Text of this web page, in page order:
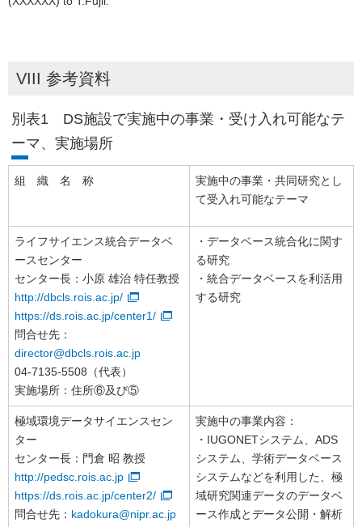
VIII 参考資料
別表1 DS施設で実施中の事業・受け入れ可能なテ
ーマ、実施場所
組 織 名 称
実施中の事業・共同研究とし
て受入れ可能なテーマ
ライフサイエンス統合データベ
ースセンター
センター長：小原 雄治 特任教授
http://dbcls.rois.ac.jp/
https://ds.rois.ac.jp/center1/
問合せ先：
director@dbcls.rois.ac.jp
04-7135-5508（代表）
実施場所：住所⑥及び⑤
・データベース統合化に関す
る研究
・統合データベースを利活用
する研究
極域環境データサイエンスセン
ター
センター長：門倉 昭 教授
http://pedsc.rois.ac.jp
https://ds.rois.ac.jp/center2/
問合せ先： kadokura@nipr.ac.jp
実施中の事業内容：
・IUGONETシステム、ADS
システム、学術データベース
システムなどを利用した、極
域研究関連データのデータベ
ース作成とデータ公開・解析